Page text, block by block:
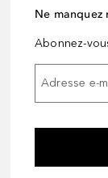
Ne manquez
Abonnez-
Adresse e-